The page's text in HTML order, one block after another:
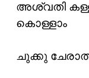
അശ്വതി
കൊള്ളാം
ചുക്കു